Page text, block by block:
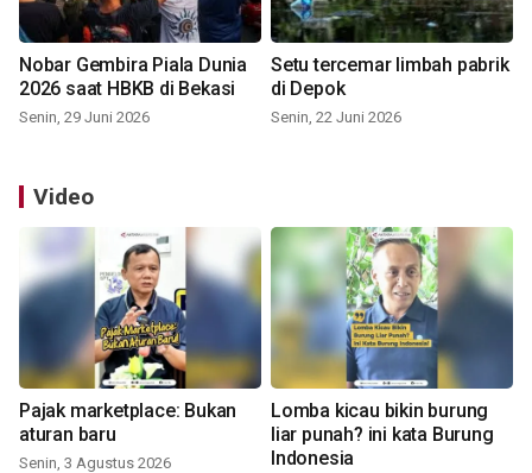
Nobar Gembira Piala Dunia
2026 saat HBKB di Bekasi
Senin, 29 Juni 2026
Setu tercemar limbah pabrik
di Depok
Senin, 22 Juni 2026
Video
Pajak marketplace: Bukan
aturan baru
Senin, 3 Agustus 2026
Lomba kicau bikin burung
liar punah? ini kata Burung
Indonesia